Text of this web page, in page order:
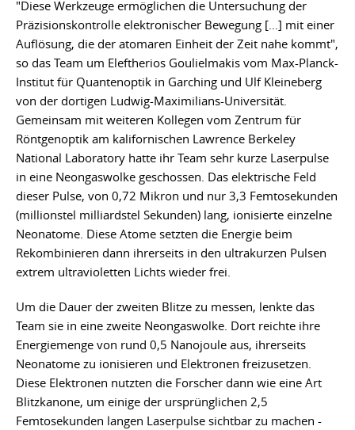
"Diese Werkzeuge ermöglichen die Untersuchung der
Präzisionskontrolle elektronischer Bewegung [...] mit einer
Auflösung, die der atomaren Einheit der Zeit nahe kommt",
so das Team um Eleftherios Goulielmakis vom Max-Planck-
Institut für Quantenoptik in Garching und Ulf Kleineberg
von der dortigen Ludwig-Maximilians-Universität.
Gemeinsam mit weiteren Kollegen vom Zentrum für
Röntgenoptik am kalifornischen Lawrence Berkeley
National Laboratory hatte ihr Team sehr kurze Laserpulse
in eine Neongaswolke geschossen. Das elektrische Feld
dieser Pulse, von 0,72 Mikron und nur 3,3 Femtosekunden
(millionstel milliardstel Sekunden) lang, ionisierte einzelne
Neonatome. Diese Atome setzten die Energie beim
Rekombinieren dann ihrerseits in den ultrakurzen Pulsen
extrem ultravioletten Lichts wieder frei.
Um die Dauer der zweiten Blitze zu messen, lenkte das
Team sie in eine zweite Neongaswolke. Dort reichte ihre
Energiemenge von rund 0,5 Nanojoule aus, ihrerseits
Neonatome zu ionisieren und Elektronen freizusetzen.
Diese Elektronen nutzten die Forscher dann wie eine Art
Blitzkanone, um einige der ursprünglichen 2,5
Femtosekunden langen Laserpulse sichtbar zu machen -